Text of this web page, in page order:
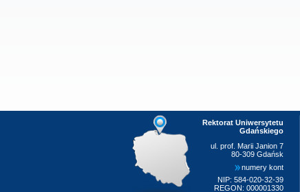
Rektorat Uniwersytetu
Gdańskiego
ul. prof. Marii Janion 7
80-309 Gdańsk
numery kont
NIP: 584-020-32-39
REGON: 000001330